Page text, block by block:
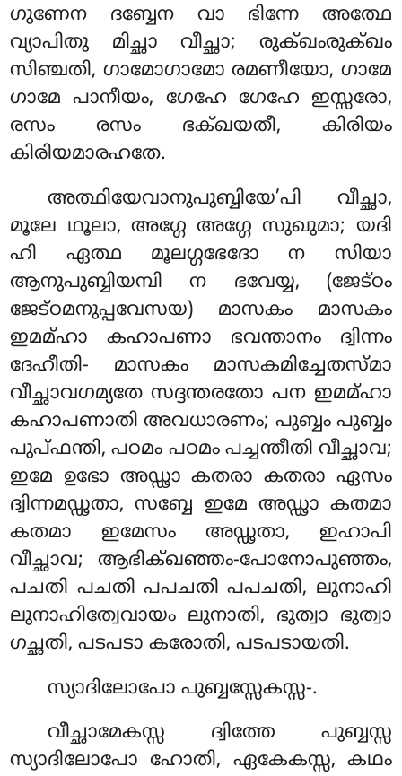
ഗുണേന ദബ്ബേന വാ ഭിന്നേ അത്ഥേ
വ്യാപിതു മിച്ഛാ വീച്ഛാ; രുക്ഖംരുക്ഖം
സിഞ്ചതി, ഗാമോഗാമോ രമണീയോ, ഗാമേ
ഗാമേ പാനീയം, ഗേഹേ ഗേഹേ ഇസ്സരോ,
രസം രസം ഭക്ഖയതീ, കിരിയം
കിരിയമാരഹതേ.
അത്ഥിയേവാനുപുബ്ബിയേ’പി വീച്ഛാ,
മൂലേ ഥൂലാ, അഗ്ഗേ അഗ്ഗേ സുഖുമാ; യദി
ഹി ഏത്ഥ മൂലഗ്ഗഭേദോ ന സിയാ
ആനുപുബ്ബിയമ്പി ന ഭവേയ്യ, (ജേട്ഠം
ജേട്ഠമനുപ്പവേസയ) മാസകം മാസകം
ഇമമ്ഹാ കഹാപണാ ഭവന്താനം ദ്വിന്നം
ദേഹീതി- മാസകം മാസകമിച്ചേതസ്മാ
വീച്ഛാവഗമ്യതേ സദ്ദന്തരതോ പന ഇമമ്ഹാ
കഹാപണാതി അവധാരണം; പുബ്ബം പുബ്ബം
പുപ്ഫന്തി, പഠമം പഠമം പച്ചന്തീതി വീച്ഛാവ;
ഇമേ ഉഭോ അഡ്ഢാ കതരാ കതരാ ഏസം
ദ്വിന്നമഡ്ഢതാ, സബ്ബേ ഇമേ അഡ്ഢാ കതമാ
കതമാ ഇമേസം അഡ്ഢതാ, ഇഹാപി
വീച്ഛാവ; ആഭിക്ഖഞ്ഞം-പോനോപുഞ്ഞം,
പചതി പചതി പപചതി പപചതി, ലുനാഹി
ലുനാഹിത്വേവായം ലുനാതി, ഭുത്വാ ഭുത്വാ
ഗച്ഛതി, പടപടാ കരോതി, പടപടായതി.
സ്യാദിലോപോപുബ്ബസ്സേകസ്സ-.
വീച്ഛാമേകസ്സ ദ്വിത്തേ പുബ്ബസ്സ
സ്യാദിലോപോ ഹോതി, ഏകേകസ്സ, കഥം